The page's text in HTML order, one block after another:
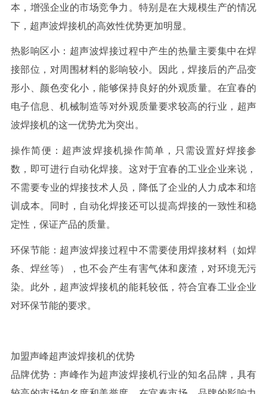
本，增强企业的市场竞争力。特别是在大规模生产的情况
下，超声波焊接机的高效性优势更加明显。
热影响区小：超声波焊接过程中产生的热量主要集中在焊
接部位，对周围材料的影响较小。因此，焊接后的产品变
形小、颜色变化小，能够保持良好的外观质量。在宜春的
电子信息、机械制造等对外观质量要求较高的行业，超声
波焊接机的这一优势尤为突出。
操作简便：超声波焊接机操作简单，只需设置好焊接参
数，即可进行自动化焊接。这对于宜春的工业企业来说，
不需要专业的焊接技术人员，降低了企业的人力成本和培
训成本。同时，自动化焊接还可以提高焊接的一致性和稳
定性，保证产品的质量。
环保节能：超声波焊接过程中不需要使用焊接材料（如焊
条、焊丝等），也不会产生有害气体和废渣，对环境无污
染。此外，超声波焊接机的能耗较低，符合宜春工业企业
对环保节能的要求。
加盟声峰超声波焊接机的优势
品牌优势：声峰作为超声波焊接机行业的知名品牌，具有